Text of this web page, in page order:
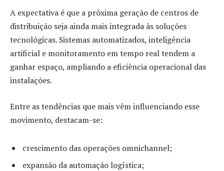
A expectativa é que a próxima geração de centros de
distribuição seja ainda mais integrada às soluções
tecnológicas. Sistemas automatizados, inteligência
artificial e monitoramento em tempo real tendem a
ganhar espaço, ampliando a eficiência operacional das
instalações.
Entre as tendências que mais vêm influenciando esse
movimento, destacam-se:
crescimento das operações omnichannel;
expansão da automação logística;